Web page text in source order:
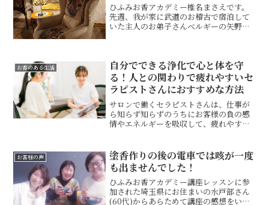
ひふみお香アカデミー椎名まさえです。
先週、我が家に武道のお稽古で宿泊して
いた主人のお弟子さんベルギーの矢野さ
の自宅に戻られ、さっそく...
お香のある生活
自分でできる浄化で心と体を守
る！人との関わりで疲れやすいセ
ラピストさんにおすすめな方法
サロンで働くセラピストさんは、仕事が
ら知らず知らずのうちにお客様の負の感
情やエネルギーを吸収して、疲れやすく
２つの方法をお伝えします！
お客様の声
塗香作りの後の電車では咳が一度
も出ませんでした！
ひふみお香アカデミー講座レッスンに参
加された埼玉県にお住まいの水戸部さん
(60代)からあらためて講座の感想をいた